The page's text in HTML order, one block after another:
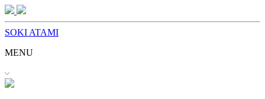
SOKI ATAMI
MENU